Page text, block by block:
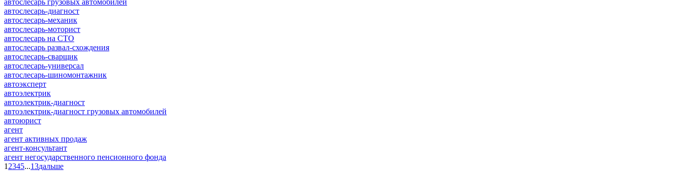
автослесарь-диагност
автослесарь-механик
автослесарь-моторист
автослесарь на СТО
автослесарь развал-схождения
автослесарь-сварщик
автослесарь-универсал
автослесарь-шиномонтажник
автоэксперт
автоэлектрик
автоэлектрик-диагност
автоэлектрик-диагност грузовых автомобилей
автоюрист
агент
агент активных продаж
агент-консультант
агент негосударственного пенсионного фонда
1 2345...13дальше